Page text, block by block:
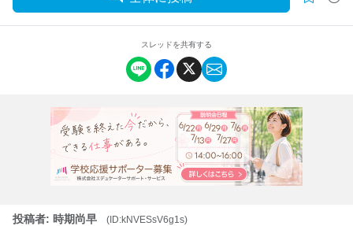
スレッドを共有する
投稿者: 時期尚早
(ID:kNVESsV6g1s)